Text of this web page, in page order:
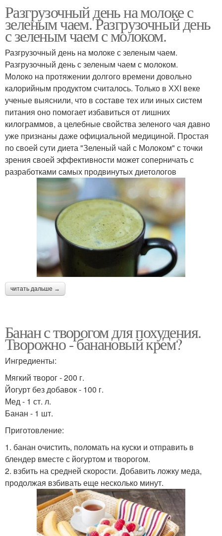
Разгрузочный день на молоке с
зеленым чаем. Разгрузочный день
с зеленым чаем с молоком.
Разгрузочный день на молоке с зеленым чаем.
Разгрузочный день с зеленым чаем с молоком.
Молоко на протяжении долгого времени довольно
калорийным продуктом считалось. Только в ХХI веке
ученые выяснили, что в составе тех или иных систем
питания оно помогает избавиться от лишних
килограммов, а целебные свойства зеленого чая давно
уже признаны даже официальной медициной. Простая
по своей сути диета "Зеленый чай с Молоком" с точки
зрения своей эффективности может соперничать с
разработками самых продвинутых диетологов
читать дальше →
Банан с творогом для похудения.
Творожно - банановый крем?
Ингредиенты:
Мягкий творог - 200 г.
Йогурт без добавок - 100 г.
Мед - 1 ст. л.
Банан - 1 шт.
Приготовление:
1. банан очистить, поломать на куски и отправить в
блендер вместе с йогуртом и творогом.
2. взбить на средней скорости. Добавить ложку меда,
продолжая взбивать еще несколько минут.